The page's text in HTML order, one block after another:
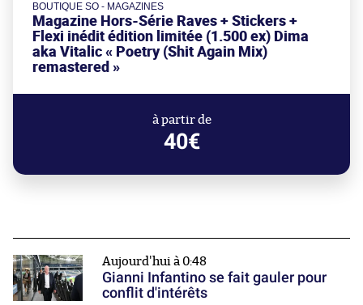
BOUTIQUE SO - MAGAZINES
Magazine Hors-Série Raves + Stickers +
Flexi inédit édition limitée (1.500 ex) Dima
aka Vitalic « Poetry (Shit Again Mix)
remastered »
à partir de
40€
Aujourd'hui à 0:48
Gianni Infantino se fait gauler pour
conflit d'intérêts